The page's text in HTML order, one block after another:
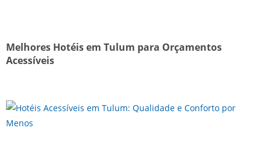
Melhores Hotéis em Tulum para Orçamentos
Acessíveis